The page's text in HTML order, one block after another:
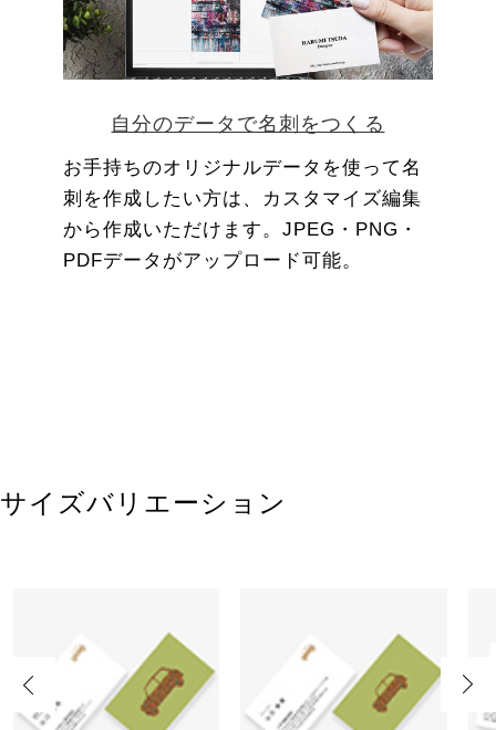
自分のデータで名刺をつくる
お手持ちのオリジナルデータを使って名
刺を作成したい方は、カスタマイズ編集
から作成いただけます。JPEG・PNG・
PDFデータがアップロード可能。
サイズバリエーション
Previous Next